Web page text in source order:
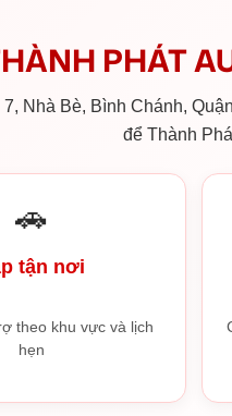
PHÁT
7, Nhà Bè, Bình Chánh,
để Thành
🚗
tận nơi
theo khu vực và lịch
hẹn